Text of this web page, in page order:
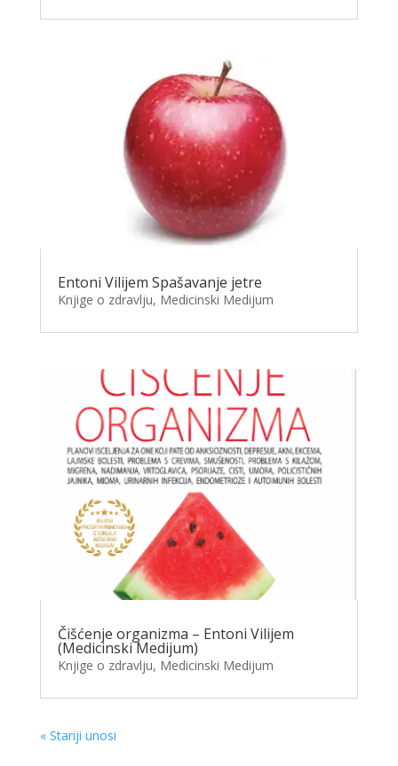
Entoni Vilijem Spašavanje jetre
Knjige o zdravlju, Medicinski Medijum
Čišćenje organizma – Entoni Vilijem
(Medicinski Medijum)
Knjige o zdravlju, Medicinski Medijum
« Stariji unosi